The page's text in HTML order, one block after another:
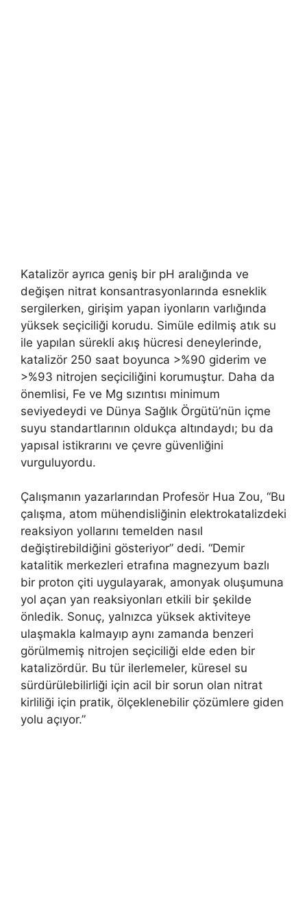
Katalizör ayrıca geniş bir pH aralığında ve
değişen nitrat konsantrasyonlarında esneklik
sergilerken, girişim yapan iyonların varlığında
yüksek seçiciliği korudu. Simüle edilmiş atık su
ile yapılan sürekli akış hücresi deneylerinde,
katalizör 250 saat boyunca >%90 giderim ve
>%93 nitrojen seçiciliğini korumuştur. Daha da
önemlisi, Fe ve Mg sızıntısı minimum
seviyedeydi ve Dünya Sağlık Örgütü’nün içme
suyu standartlarının oldukça altındaydı; bu da
yapısal istikrarını ve çevre güvenliğini
vurguluyordu.
Çalışmanın yazarlarından Profesör Hua Zou, “Bu
çalışma, atom mühendisliğinin elektrokatalizdeki
reaksiyon yollarını temelden nasıl
değiştirebildiğini gösteriyor” dedi. “Demir
katalitik merkezleri etrafına magnezyum bazlı
bir proton çiti uygulayarak, amonyak oluşumuna
yol açan yan reaksiyonları etkili bir şekilde
önledik. Sonuç, yalnızca yüksek aktiviteye
ulaşmakla kalmayıp aynı zamanda benzeri
görülmemiş nitrojen seçiciliği elde eden bir
katalizördür. Bu tür ilerlemeler, küresel su
sürdürülebilirliği için acil bir sorun olan nitrat
kirliliği için pratik, ölçeklenebilir çözümlere giden
yolu açıyor.”